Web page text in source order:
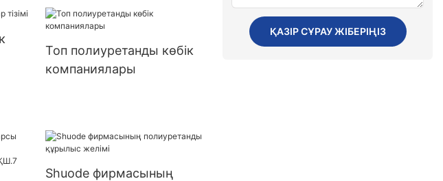
>=30000 данаАҚШ.3
жеткізілім
Топ полиуретанды көбік
компаниялары
Shuode фирмасының
ҚАЗІР СҰРАУ ЖІБЕРІҢІЗ